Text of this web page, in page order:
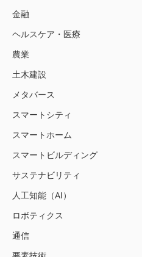
金融
ヘルスケア・医療
農業
土木建設
メタバース
スマートシティ
スマートホーム
スマートビルディング
サステナビリティ
人工知能（AI）
ロボティクス
通信